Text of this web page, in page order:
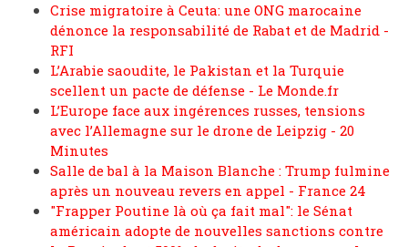
Crise migratoire à Ceuta: une ONG marocaine
dénonce la responsabilité de Rabat et de Madrid -
RFI
L’Arabie saoudite, le Pakistan et la Turquie
scellent un pacte de défense - Le Monde.fr
L’Europe face aux ingérences russes, tensions
avec l’Allemagne sur le drone de Leipzig - 20
Minutes
Salle de bal à la Maison Blanche : Trump fulmine
après un nouveau revers en appel - France 24
"Frapper Poutine là où ça fait mal": le Sénat
américain adopte de nouvelles sanctions contre